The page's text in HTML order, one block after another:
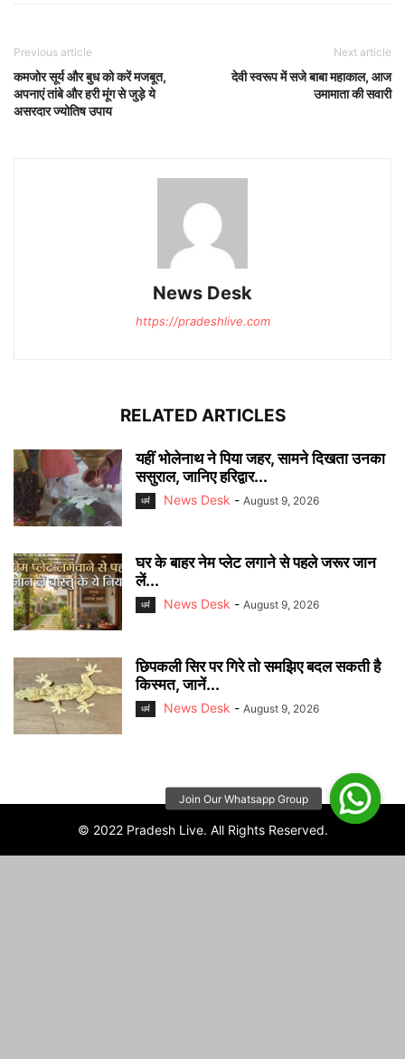
Previous article
कमजोर सूर्य और बुध को करें मजबूत,
अपनाएं तांबे और हरी मूंग से जुड़े ये
असरदार ज्योतिष उपाय
Next article
देवी स्वरूप में सजे बाबा महाकाल, आज
उमामाता की सवारी
News Desk
https://pradeshlive.com
RELATED ARTICLES
यहीं भोलेनाथ ने पिया जहर, सामने दिखता उनका
ससुराल, जानिए हरिद्वार...
धर्म News Desk - August 9, 2026
घर के बाहर नेम प्लेट लगाने से पहले जरूर जान
लें...
धर्म News Desk - August 9, 2026
छिपकली सिर पर गिरे तो समझिए बदल सकती है
किस्मत, जानें...
धर्म News Desk - August 9, 2026
© 2022 Pradesh Live. All Rights Reserved.